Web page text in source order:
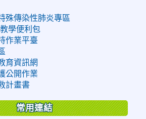
殊傳染性肺炎專區
學便利包
作業平臺
育資訊網
公開作業
計畫書
常用連結